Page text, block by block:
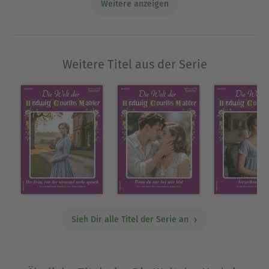
Weitere anzeigen
Weitere Titel aus der Serie
Sieh Dir alle Titel der Serie an